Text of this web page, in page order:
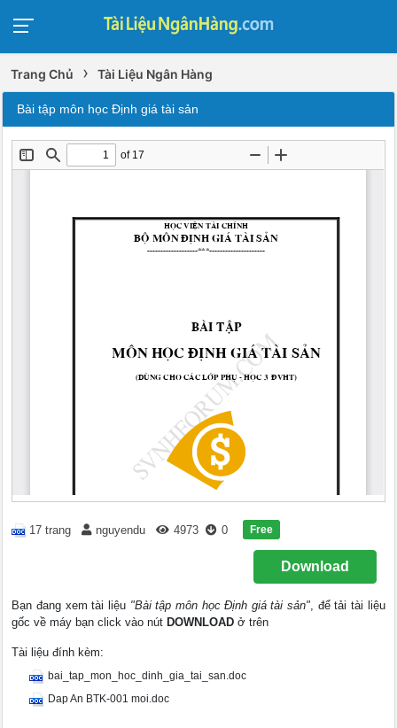
Trang Chủ › Tài Liệu Ngân Hàng
Bài tập môn học Định giá tài sản
17 trang nguyendu 4973 0 Free
Download
Bạn đang xem tài liệu "Bài tập môn học Định giá tài sản", để tải tài liệu
gốc về máy bạn click vào nút DOWNLOAD ở trên
Tài liệu đính kèm:
bai_tap_mon_hoc_dinh_gia_tai_san.doc
Dap An BTK-001 moi.doc